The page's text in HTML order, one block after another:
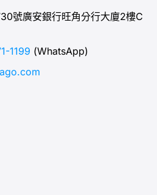
號廣安銀行旺角分行大廈2樓C
1199 (WhatsApp)